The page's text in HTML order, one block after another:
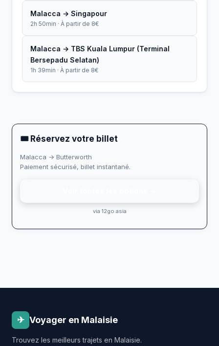
Malacca → Singapour
2h 50min · À partir de 8€
Malacca → TBS Kuala Lumpur (Terminal
Bersepadu Selatan)
1h 39min · À partir de 8€
🎟 Réservez votre billet
Malacca → Butterworth
Paiement sécurisé, billet instantané.
via 12go.asia
✈ Voyager en Malaisie
Trouvez les meilleurs trajets en Malaisie.